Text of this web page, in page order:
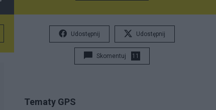
Udostępnij Udostępnij
Skomentuj 11
Tematy GPS